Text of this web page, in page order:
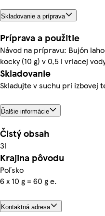
Skladovanie a príprava
Príprava a použitie
Návod na prípravu: Bujón
kocky (10 g) v 0,5 l vriacej
Skladovanie
Skladujte v suchu pri izbovej
Ďalšie informácie
Čistý obsah
3l
Krajina pôvodu
Poľsko
6 x 10 g = 60 g e.
Kontaktná adresa